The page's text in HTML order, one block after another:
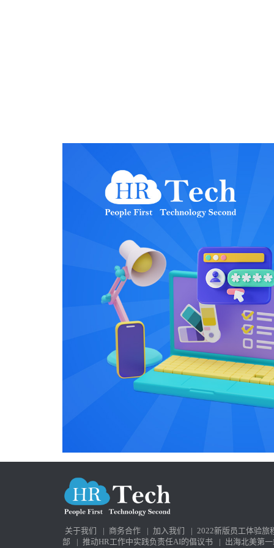
关于我们 | 商务合作 | 加入我们 | 2022新版员工体验旅
部
| 推动HR工作中实践负责任AI的倡议书 | 出海北美第